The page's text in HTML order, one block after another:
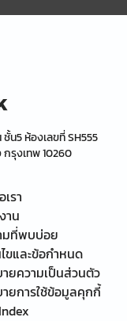
น5 ห้องเลขที่ SH555
รุงเทพ 10260
รา
าน
มที่พบบ่อย
ขและข้อกำหนด
ายความเป็นส่วนตัว
ายการใช้ข้อมูลคุกกี้